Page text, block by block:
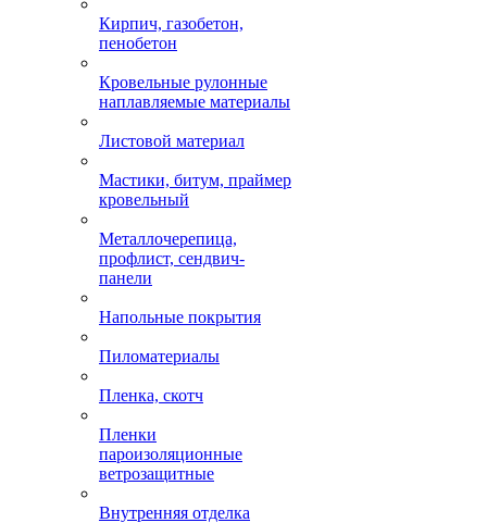
Кирпич, газобетон,
пенобетон
Кровельные рулонные
наплавляемые материалы
Листовой материал
Мастики, битум, праймер
кровельный
Металлочерепица,
профлист, сендвич-
панели
Напольные покрытия
Пиломатериалы
Пленка, скотч
Пленки
пароизоляционные
ветрозащитные
Внутренняя отделка